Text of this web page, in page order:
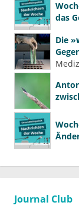
das
Die
Journal Club